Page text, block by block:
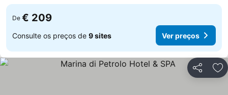
De € 209
Consulte os preços de 9 sites Ver preços
Partilhar